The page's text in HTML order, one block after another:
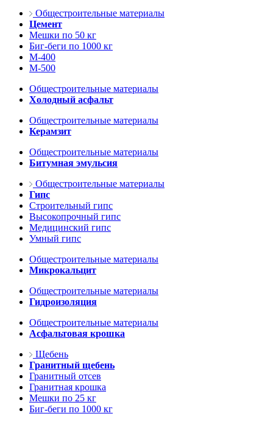
Общестроительные материалы
Цемент
Мешки по 50 кг
Биг-беги по 1000 кг
М-400
М-500
Общестроительные материалы
Холодный асфальт
Общестроительные материалы
Керамзит
Общестроительные материалы
Битумная эмульсия
Общестроительные материалы
Гипс
Строительный гипс
Высокопрочный гипс
Медицинский гипс
Умный гипс
Общестроительные материалы
Микрокальцит
Общестроительные материалы
Гидроизоляция
Общестроительные материалы
Асфальтовая крошка
Щебень
Гранитный щебень
Гранитный отсев
Гранитная крошка
Мешки по 25 кг
Биг-беги по 1000 кг